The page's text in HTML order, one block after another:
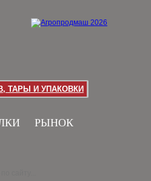
ТАРЫ И УПАКОВКИ
РЫНОК